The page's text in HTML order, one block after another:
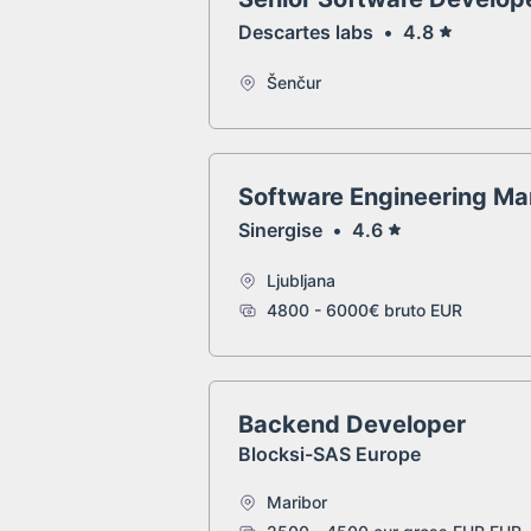
Descartes labs • 4.8
Šenčur
Software Engineering
Sinergise • 4.6
Ljubljana
4800 - 6000€ bruto EUR
Backend Developer
Blocksi-SAS Europe
Maribor